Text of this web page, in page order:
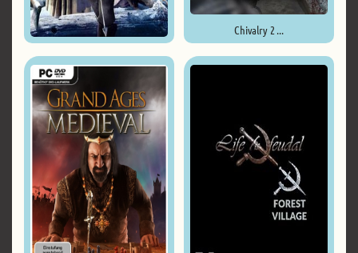
Chivalry 2 ...